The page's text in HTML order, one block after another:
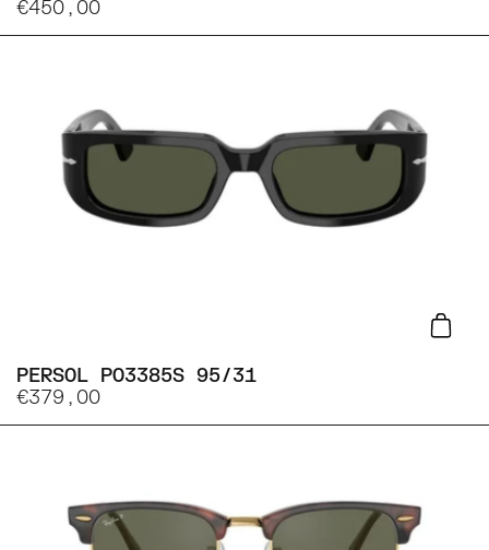
€450,00
PERSOL PO3385S 95/31
€379,00